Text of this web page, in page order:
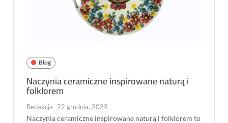
Blog
Naczynia ceramiczne inspirowane naturą i
folklorem
Redakcja 22 grudnia, 2025
Naczynia ceramiczne inspirowane naturą i folklorem to